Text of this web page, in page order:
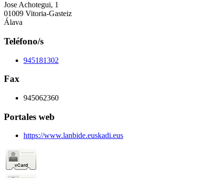
Jose Achotegui, 1
01009 Vitoria-Gasteiz
Álava
Teléfono/s
945181302
Fax
945062360
Portales web
https://www.lanbide.euskadi.eus